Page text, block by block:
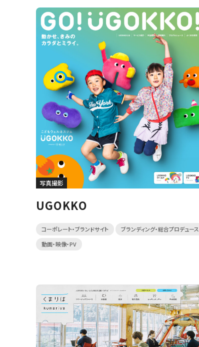
写真撮影
UGOKKO
コーポレート・ブランドサイト ブランディング・総合プロデュース
動画・映像・PV